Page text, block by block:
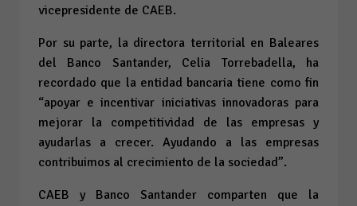
vicepresidente de CAEB.
Por su parte, la directora territorial en Baleares
del Banco Santander, Celia Torrebadella, ha
recordado que la entidad bancaria tiene como fin
“apoyar e incentivar iniciativas innovadoras para
mejorar la competitividad de las empresas y
ayudarlas a crecer. Ayudando a las empresas
contribuimos al crecimiento de la sociedad”.
CAEB y Banco Santander comparten que la